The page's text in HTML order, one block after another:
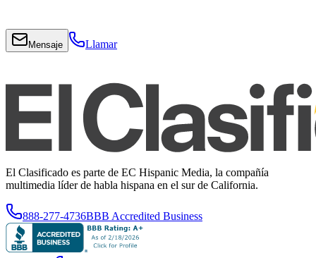
Mensaje Llamar
El Clasificado es parte de EC Hispanic Media, la compañía
multimedia líder de habla hispana en el sur de California.
888-277-4736BBB Accredited Business